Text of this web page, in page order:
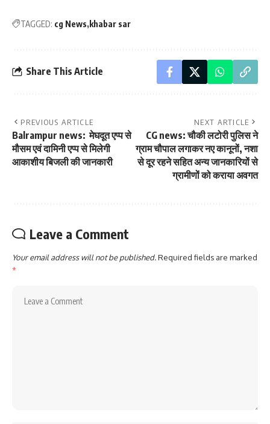
TAGGED: cg News khabar sar
Share This Article
PREVIOUS ARTICLE
Balrampur news: मेघदूत एप्प से
मौसम एवं दामिनी एप्प से मिलेगी
आकाशीय बिजली की जानकारी
NEXT ARTICLE
CG news: चौकी लटोरी पुलिस ने
ग्राम चौपाल लगाकर नए कानूनों, नशा
से दूर रहने सहित अन्य जानकारियों से
ग्रामीणों को कराया अवगत
Leave a Comment
Your email address will not be published.Required fields are marked
*